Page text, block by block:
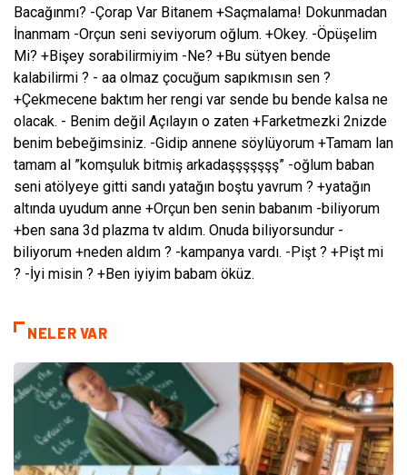
Bacağınmı? -Çorap Var Bitanem +Saçmalama! Dokunmadan
İnanmam -Orçun seni seviyorum oğlum. +Okey. -Öpüşelim
Mi? +Bişey sorabilirmiyim -Ne? +Bu sütyen bende
kalabilirmi ? - aa olmaz çocuğum sapıkmısın sen ?
+Çekmecene baktım her rengi var sende bu bende kalsa ne
olacak. - Benim değil Açılayın o zaten +Farketmezki 2nizde
benim bebeğimsiniz. -Gidip annene söylüyorum +Tamam lan
tamam al ”komşuluk bitmiş arkadaşşşşşşş” -oğlum baban
seni atölyeye gitti sandı yatağın boştu yavrum ? +yatağın
altında uyudum anne +Orçun ben senin babanım -biliyorum
+ben sana 3d plazma tv aldım. Onuda biliyorsundur -
biliyorum +neden aldım ? -kampanya vardı. -Pişt ? +Pişt mi
? -İyi misin ? +Ben iyiyim babam öküz.
NELER VAR